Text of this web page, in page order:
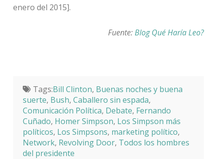
enero del 2015].
Fuente:Blog Qué Haría Leo?
Tags:Bill Clinton, Buenas noches y buena
suerte, Bush, Caballero sin espada,
Comunicación Política, Debate, Fernando
Cuñado, Homer Simpson, Los Simpson más
políticos, Los Simpsons, marketing político,
Network, Revolving Door, Todos los hombres
del presidente